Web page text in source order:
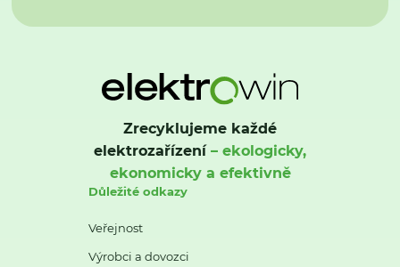
Zrecyklujeme každé
elektrozařízení– ekologicky,
ekonomicky a efektivně
Důležité odkazy
Veřejnost
Výrobci a dovozci